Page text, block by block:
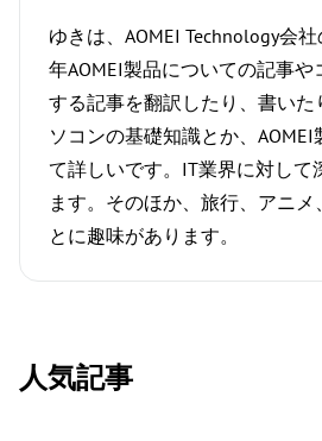
ゆきは、AOMEI Technology会
年AOMEI製品についての記事
する記事を翻訳したり、書い
ソコンの基礎知識とか、
て詳しいです。IT業界に対して
ます。そのほか、旅行、アニメ
とに趣味があります。
人気記事